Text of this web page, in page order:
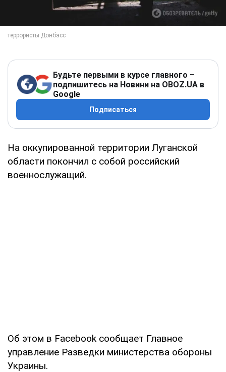
Будьте первыми в курсе главного –
подпишитесь на Новини на OBOZ.UA в
Google
Подписаться
На оккупированной территории Луганской
области покончил с собой российский
военнослужащий.
Об этом в Facebook сообщает Главное
управление Разведки министерства обороны
Украины.